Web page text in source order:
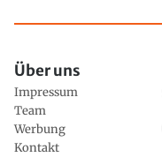
Über uns
Impressum
Team
Werbung
Kontakt